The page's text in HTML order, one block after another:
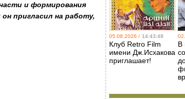
и формирования
пригласил на работу,
05.08.2026 / 14:43:48
Клуб Retro Film
имени Дж.Исхакова
приглашает!
В